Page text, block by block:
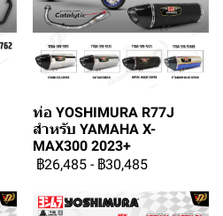
ท่อ YOSHIMURA R77J
สำหรับ YAMAHA X-
MAX300 2023+
฿26,485 - ฿30,485